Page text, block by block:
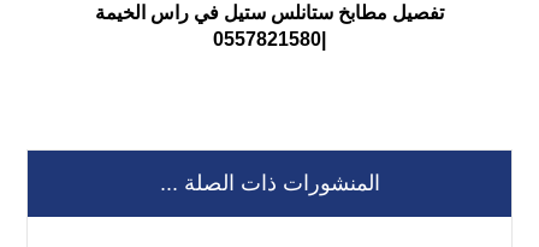
تفصيل مطابخ ستانلس ستيل في راس الخيمة
المنشورات ذات الصلة ...